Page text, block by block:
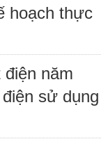
hoạch thực
điện năm
sử dụng